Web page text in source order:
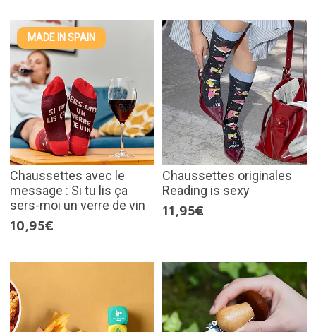
MADE IN SPAIN
Chaussettes avec le
message : Si tu lis ça
sers-moi un verre de vin
10,95€
Chaussettes originales
Reading is sexy
11,95€